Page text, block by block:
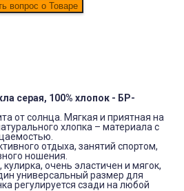
серая, 100% хлопок - БР-
от солнца. Мягкая и приятная на
хлопка – материала с
отдыха, занятий спортом,
ношения.
очень эластичен и мягок,
универсальный размер для
регулируется сзади на любой